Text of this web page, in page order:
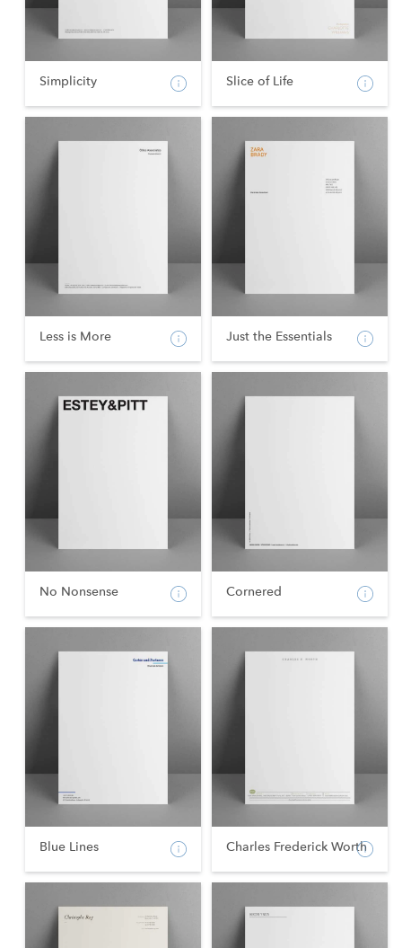
Simplicity Slice of Life
Less is More Just the Essentials
No Nonsense Cornered
Blue Lines Charles Frederick Worth